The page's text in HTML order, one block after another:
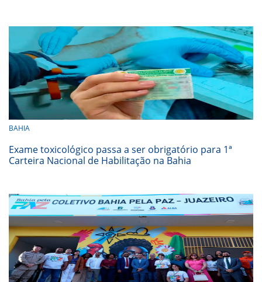
BAHIA
Exame toxicológico passa a ser obrigatório para 1ª
Carteira Nacional de Habilitação na Bahia